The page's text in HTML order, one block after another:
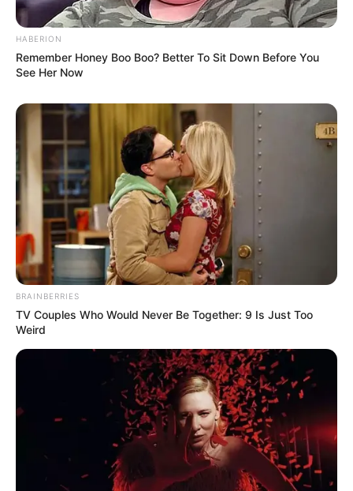
HABERION
Remember Honey Boo Boo? Better To Sit Down Before You
See Her Now
BRAINBERRIES
TV Couples Who Would Never Be Together: 9 Is Just Too
Weird